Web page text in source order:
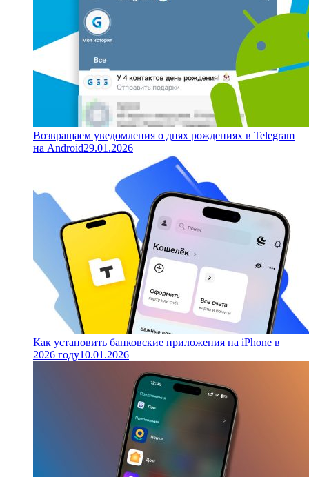
Возвращаем уведомления о днях рождениях в Telegram
на Android29.01.2026
Как установить банковские приложения на iPhone в
2026 году10.01.2026